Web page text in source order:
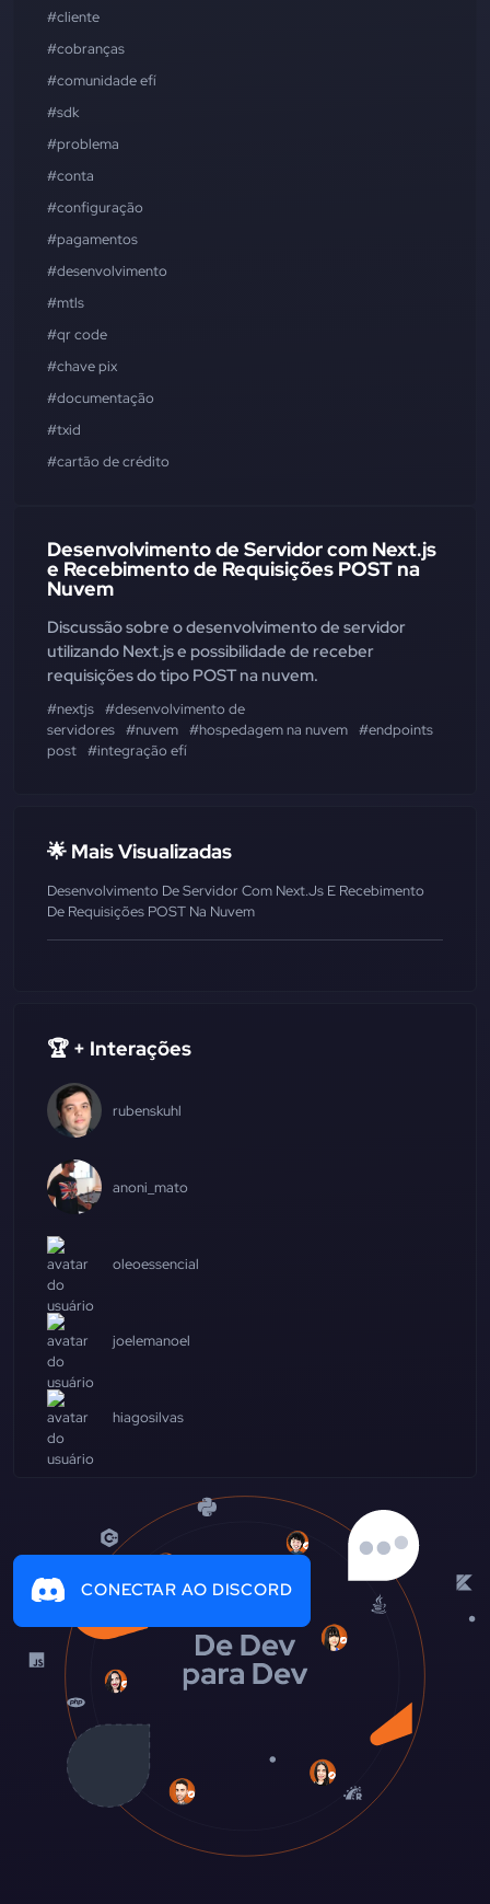
#cliente
#cobranças
#comunidade efí
#sdk
#problema
#conta
#configuração
#pagamentos
#desenvolvimento
#mtls
#qr code
#chave pix
#documentação
#txid
#cartão de crédito
Desenvolvimento de Servidor com Next.js
e Recebimento de Requisições POST na
Nuvem
Discussão sobre o desenvolvimento de servidor
utilizando Next.js e possibilidade de receber
requisições do tipo POST na nuvem.
#nextjs #desenvolvimento de
servidores #nuvem #hospedagem na nuvem #endpoints
post #integração efí
🌟 Mais Visualizadas
Desenvolvimento De Servidor Com Next.js E Recebimento
De Requisições POST Na Nuvem
🏆 + Interações
rubenskuhl
anoni_mato
oleoessencial
joelemanoel
hiagosilvas
CONECTAR AO DISCORD